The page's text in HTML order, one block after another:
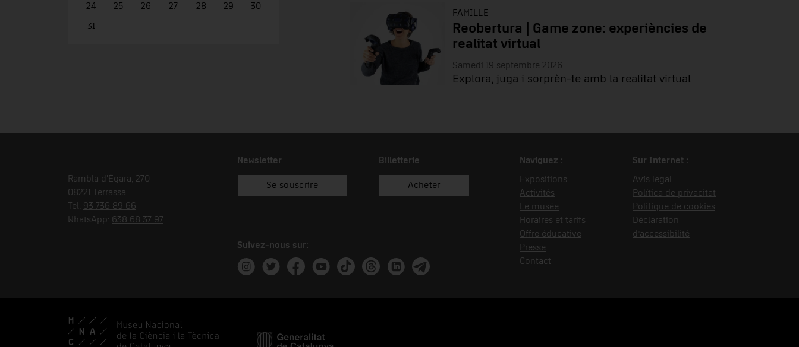
24 25 26 27 28 29 30
31
FAMILLE
Reobertura | Game zone: experiències de
realitat virtual
Samedi 19 septembre 2026
Explora, juga i sorprèn-te amb la realitat virtual
Rambla d'Ègara, 270
08221 Terrassa
Tel. 93 736 89 66
WhatsApp: 638 68 37 97
Newsletter
Se souscrire
Billetterie
Acheter
Suivez-nous sur:
Instagram
TwitterFacebookYoutubeTik TokThreadsLinkedinTelegram
Naviguez :
Expositions
Activités
Le musée
Horaires et tarifs
Offre éducative
Presse
Contact
Sur Internet :
Avís legal
Política de privacitat
Politique de cookies
Déclaration
d’accessibilité